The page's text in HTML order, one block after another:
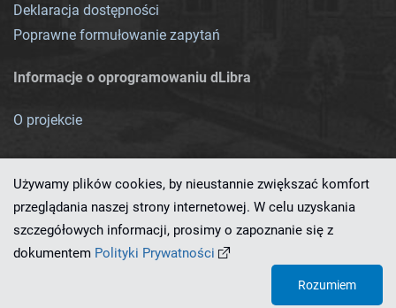
Deklaracja dostępności
Poprawne formułowanie zapytań
Informacje o oprogramowaniu dLibra
O projekcie
Ten serwis działa dzięki oprogramowaniu
Używamy plików cookies, by nieustannie zwiększać komfort
przeglądania naszej strony internetowej. W celu uzyskania
szczegółowych informacji, prosimy o zapoznanie się z
dokumentem Polityki Prywatności
Rozumiem